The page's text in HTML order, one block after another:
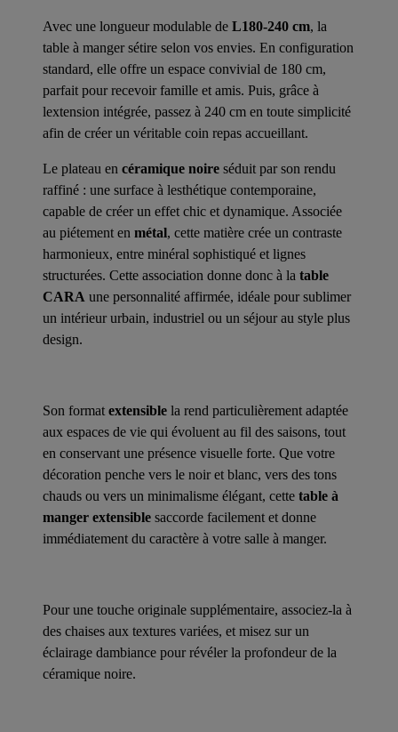
Avec une longueur modulable de L180-240 cm, la
table à manger sétire selon vos envies. En configuration
standard, elle offre un espace convivial de 180 cm,
parfait pour recevoir famille et amis. Puis, grâce à
lextension intégrée, passez à 240 cm en toute simplicité
afin de créer un véritable coin repas accueillant.
Le plateau en céramique noire séduit par son rendu
raffiné : une surface à lesthétique contemporaine,
capable de créer un effet chic et dynamique. Associée
au piétement en métal, cette matière crée un contraste
harmonieux, entre minéral sophistiqué et lignes
structurées. Cette association donne donc à la table
CARA une personnalité affirmée, idéale pour sublimer
un intérieur urbain, industriel ou un séjour au style plus
design.
Son format extensible la rend particulièrement adaptée
aux espaces de vie qui évoluent au fil des saisons, tout
en conservant une présence visuelle forte. Que votre
décoration penche vers le noir et blanc, vers des tons
chauds ou vers un minimalisme élégant, cette table à
manger extensible saccorde facilement et donne
immédiatement du caractère à votre salle à manger.
Pour une touche originale supplémentaire, associez-la à
des chaises aux textures variées, et misez sur un
éclairage dambiance pour révéler la profondeur de la
céramique noire.